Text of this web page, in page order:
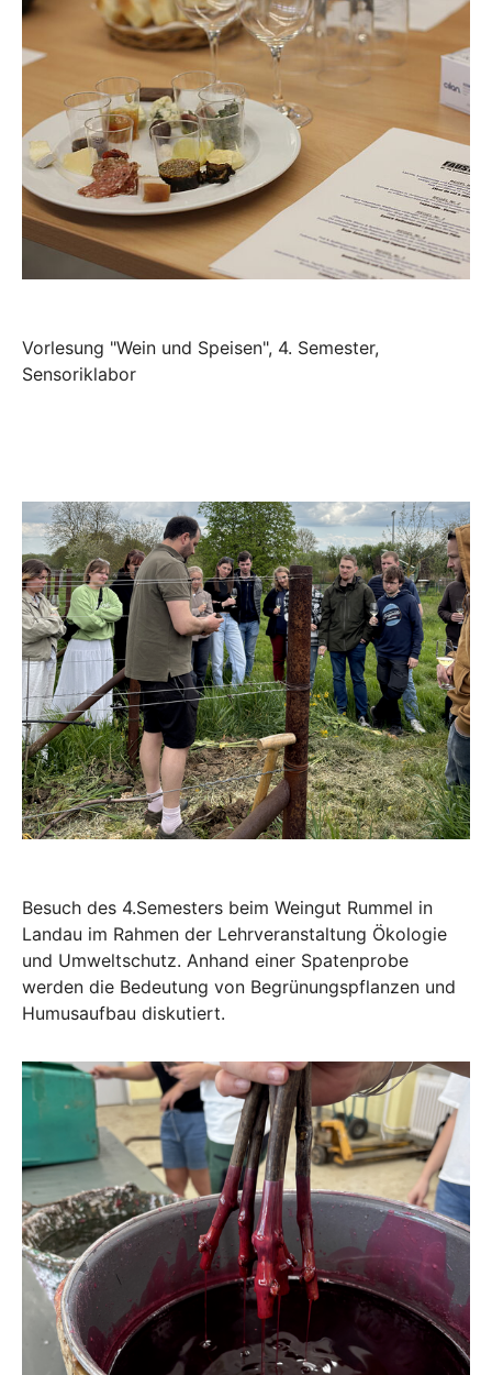
Vorlesung "Wein und Speisen", 4. Semester,
Sensoriklabor
Besuch des 4.Semesters beim Weingut Rummel in
Landau im Rahmen der Lehrveranstaltung Ökologie
und Umweltschutz. Anhand einer Spatenprobe
werden die Bedeutung von Begrünungspflanzen und
Humusaufbau diskutiert.